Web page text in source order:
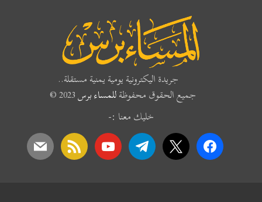
جريدة اليكترونية يومية يمنية مستقلة..
جميع الحقوق محفوظةللمساء برس
خليك معنا :-
facebook
x
telegram
youtube
rss
mail